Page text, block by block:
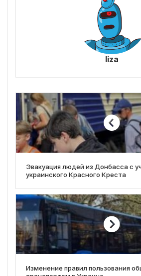
liza
Эвакуация людей из Донбасса с
украинского Красного Креста
Изменение правил пользования